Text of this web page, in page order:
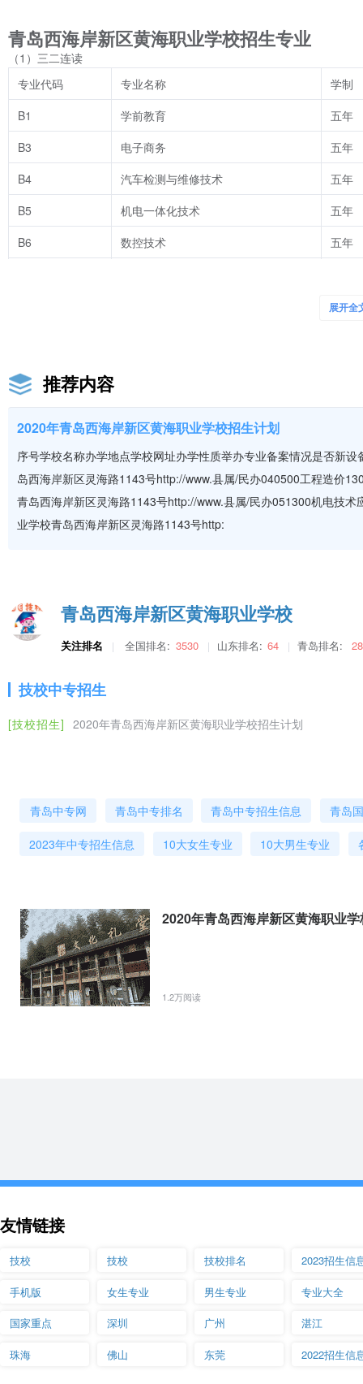
青岛西海岸新区黄海职业学校招生专业
（1）三二连读
专业代码
专业名称
学制
B1
学前教育
五年
B3
电子商务
五年
B4
汽车检测与维修技术
五年
B5
机电一体化技术
五年
B6
数控技术
五年
五年
助学等方面网等政策，毕业待遇与普通专科毕业生完全一致。领发青
注:①就读三二连读大专的学生按照国家规定每年减免学费1600元
C符合国家助学金政策的学生核熟每生每年2000元资助。
①符合学校动学金改策的学生第一年按照每生1900元资助。
C学前教育专业学生取前必须通过面试主要考商普通话、表达能力。
思想品神的考真。确定学生具有从事收师职业所需的基本素质和发展
02
汽车运用与维修
04
05
航空服务
计算机平面设计
三年
09
会计电算化
三年
招生对象应往届初中毕业生，面向全国范围内招生。量控计划以青岛
注①就读中专的学生按照国家规定每年减免学费1600元，
O符合国家励学全 政策的学生技照每生每年2000元资助。
①机空服务专业需费面试未面试或测试不合格者不子取或建议转其他专
基地是青岛市财政重点支持项目。
青岛西海岸新区黄海职业学校与青岛黄海学院是同属于青岛黄海蓝岸
势。学校实施依法治校、质量立校、特色兴校、人才强校的发展战略
成四文化育人机制，即：开展国学教育，以优秀传统文化育人；坚持
断提升。
展开全
推荐内容
2020年青岛西海岸新区黄海职业学校招生计划
序号学校名称办学地点学校网址办学性质举办专业备案情况是否新
岛西海岸新区灵海路1143号http://www.县属/民办040500工程造价
青岛西海岸新区灵海路1143号http://www.县属/民办051300机电技
业学校青岛西海岸新区灵海路1143号http:
青岛西海岸新区黄海职业学校
关注排名 全国排名: 3530 山东排名: 64 青岛排名: 28
技校中专招生
[技校招生] 2020年青岛西海岸新区黄海职业学校招生计划
青岛中专网 青岛中专排名 青岛中专招生信息 青岛
2023年中专招生信息 10大女生专业 10大男生专业
2020年青岛西海岸新区黄海职业
1.2万阅读
友情链接
技校 技校 技校排名 2023招生信
手机版 女生专业 男生专业 专业大全
国家重点 深圳 广州 湛江
珠海 佛山 东莞 2022招生信